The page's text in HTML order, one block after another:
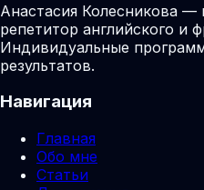
Анастасия Колесникова —
репетитор английского и
Индивидуальные
результатов.
Навигация
Главная
Обо мне
Статьи